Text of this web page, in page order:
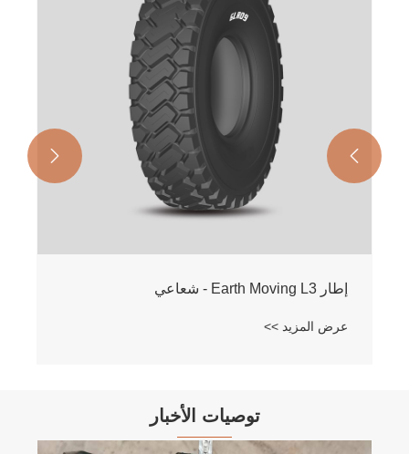
عرض المزيد >>


توصيات الأخبار